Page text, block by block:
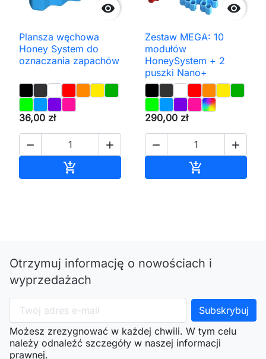

Plansza węchowa
Honey System do
oznaczania zapachów
36,00 zł
 


Zestaw MEGA: 10
modułów
HoneySystem + 2
puszki Nano+
290,00 zł
 

Otrzymuj informację o nowościach i
wyprzedażach
Możesz zrezygnować w każdej chwili. W tym celu
należy odnaleźć szczegóły w naszej informacji
prawnej.